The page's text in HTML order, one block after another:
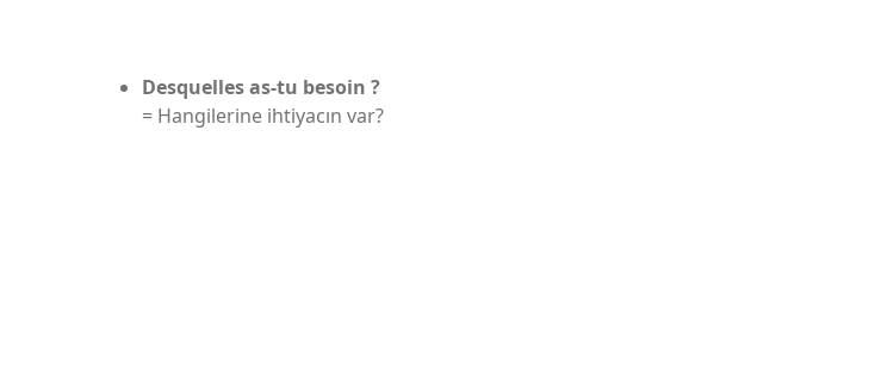
Desquelles as-tu besoin ?
= Hangilerine ihtiyacın var?